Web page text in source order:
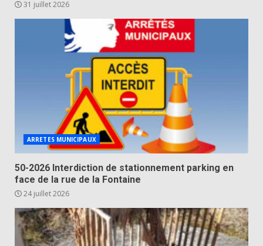
31 juillet 2026
ARRETES MUNICIPAUX
50-2026 Interdiction de stationnement parking en
face de la rue de la Fontaine
24 juillet 2026